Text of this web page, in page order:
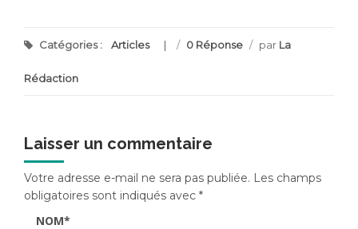
Catégories : Articles / 0 Réponse / par La
Rédaction
Laisser un commentaire
Votre adresse e-mail ne sera pas publiée. Les champs
obligatoires sont indiqués avec *
NOM*